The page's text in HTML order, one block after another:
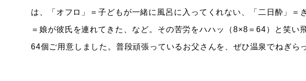
は、「オフロ」＝子どもが一緒に風呂に入ってくれない、「二日酔」＝
＝娘が彼氏を連れてきた、など。その苦労をハハッ（8×8＝64）と笑い
64個ご用意しました。普段頑張っているお父さんを、ぜひ温泉でねぎら